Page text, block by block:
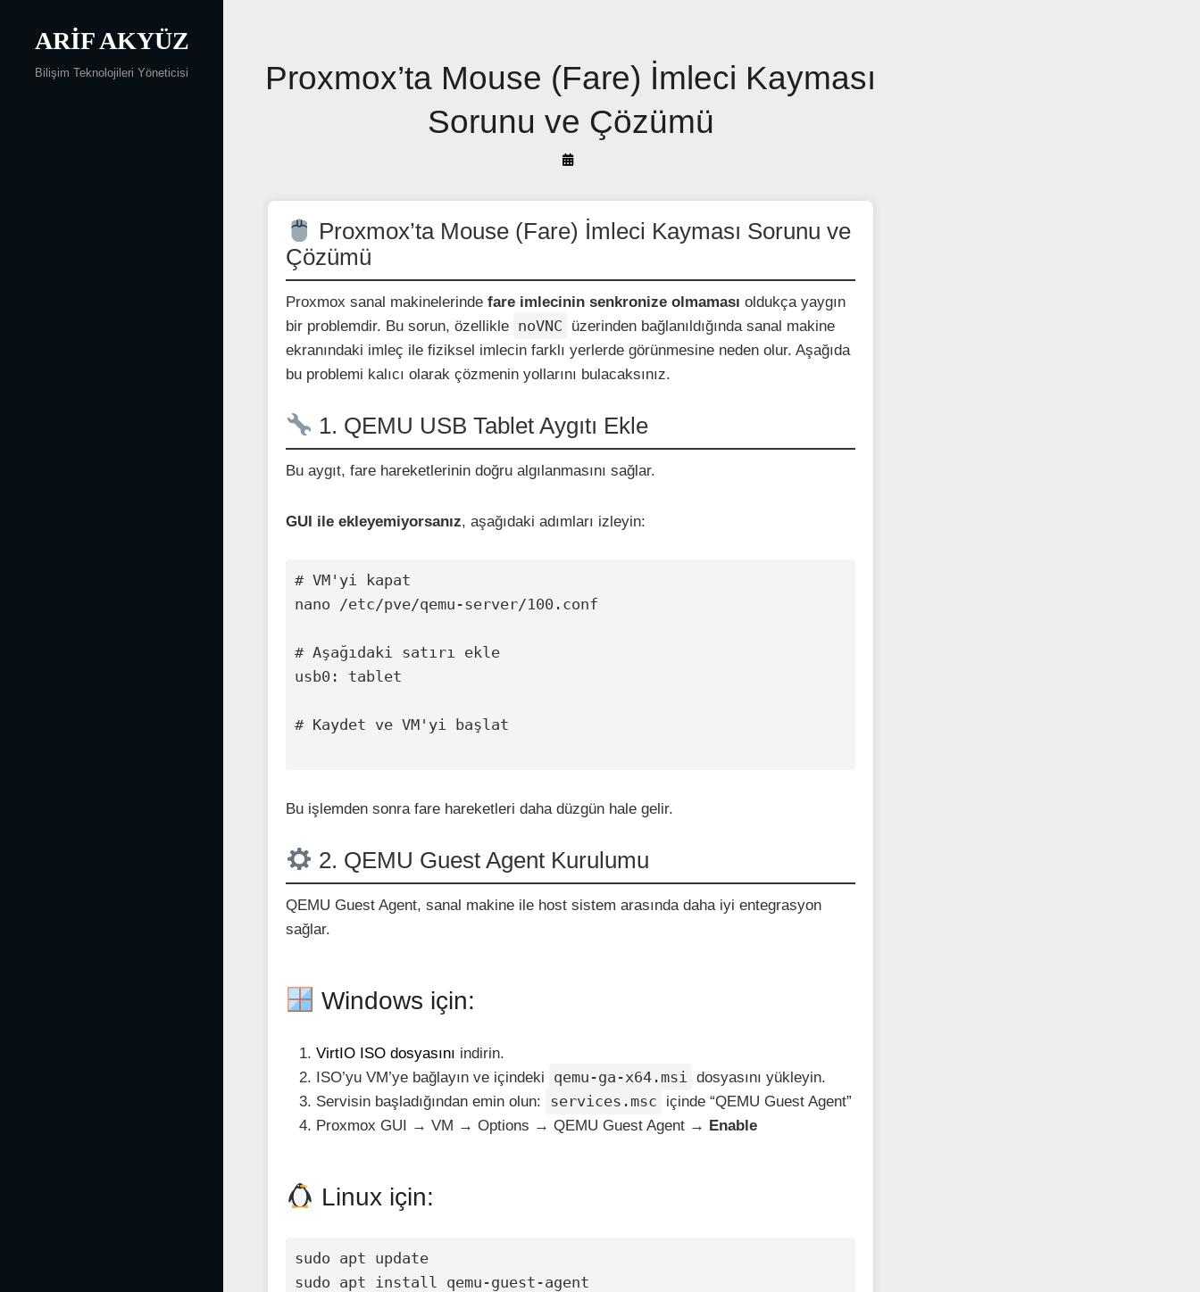
ARIF AKYÜZ
Bilişim Teknolojileri Yöneticisi
Proxmox’ta Mouse (Fare) İmleci Kayması
Sorunu ve Çözümü
By
Akyüz
Proxmox’ta Mouse (Fare) İmleci Kayması Sorunu ve
Çözümü
Proxmox sanal makinelerindefare imlecinin senkronize olmaması oldukça yaygın
bir problemdir. Bu sorun, özellikle noVNC
üzerinden bağlanıldığında sanal makine
ekranındaki imleç ile fiziksel imlecin farklı yerlerde görünmesine neden olur. Aşağıda
bu problemi kalıcı olarak çözmenin yollarını bulacaksınız.
1. QEMU USB Tablet Aygıtı Ekle
Bu aygıt, fare hareketlerinin doğru algılanmasını sağlar.
GUI ile ekleyemiyorsanız, aşağıdaki adımları izleyin:
# VM'yi kapat
nano /etc/pve/qemu-server/100.conf
# Aşağıdaki satırı ekle
usb0: tablet
# Kaydet ve VM'yi başlat
Bu işlemden sonra fare hareketleri daha düzgün hale gelir.
2. QEMU Guest Agent Kurulumu
QEMU Guest Agent, sanal makine ile host sistem arasında daha iyi entegrasyon
sağlar.
Windows için:
VirtIO ISO dosyasını indirin.
ISO’yu VM’ye bağlayın ve içindeki
qemu-ga-x64.msi
dosyasını yükleyin.
Servisin başladığından emin olun:
services.msc
içinde “QEMU Guest Agent”
Proxmox GUI → VM → Options → QEMU Guest Agent → Enable
Linux için:
sudo apt update
sudo apt install qemu-guest-agent
Yazı
gezinmesi